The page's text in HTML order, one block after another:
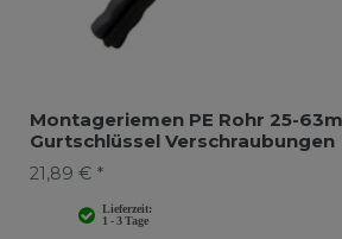
Montageriemen PE Rohr 25-
Gurtschlüssel Verschraubungen
21,89 € *